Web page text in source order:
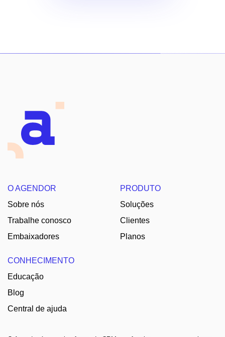
O AGENDOR
Sobre nós
Trabalhe conosco
Embaixadores
PRODUTO
Soluções
Clientes
Planos
CONHECIMENTO
Educação
Blog
Central de ajuda